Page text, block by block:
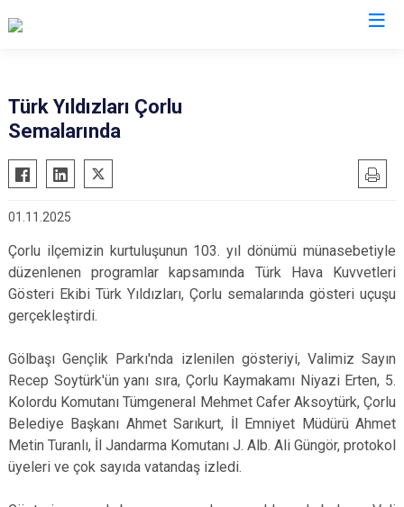
Türk Yıldızları Çorlu
Semalarında
01.11.2025
Çorlu ilçemizin kurtuluşunun 103. yıl dönümü münasebetiyle
düzenlenen programlar kapsamında Türk Hava Kuvvetleri
Gösteri Ekibi Türk Yıldızları, Çorlu semalarında gösteri uçuşu
gerçekleştirdi.
Gölbaşı Gençlik Parkı'nda izlenilen gösteriyi, Valimiz Sayın
Recep Soytürk'ün yanı sıra, Çorlu Kaymakamı Niyazi Erten, 5.
Kolordu Komutanı Tümgeneral Mehmet Cafer Aksoytürk, Çorlu
Belediye Başkanı Ahmet Sarıkurt, İl Emniyet Müdürü Ahmet
Metin Turanlı, İl Jandarma Komutanı J. Alb. Ali Güngör, protokol
üyeleri ve çok sayıda vatandaş izledi.